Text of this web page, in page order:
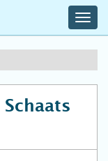
Schaats